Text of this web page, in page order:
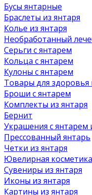
Бусы янтарные
Браслеты из янтаря
Колье из янтаря
Необработанный
Серьги с янтарем
Кольца с янтарем
Кулоны с янтарем
Товары для здоровья
Броши с янтарем
Комплекты из янтаря
Бернит
Украшения с
Прессованный янтарь
Четки из янтаря
Ювелирная косметика
Сувениры из янтаря
Иконы из янтаря
Картины из янтаря